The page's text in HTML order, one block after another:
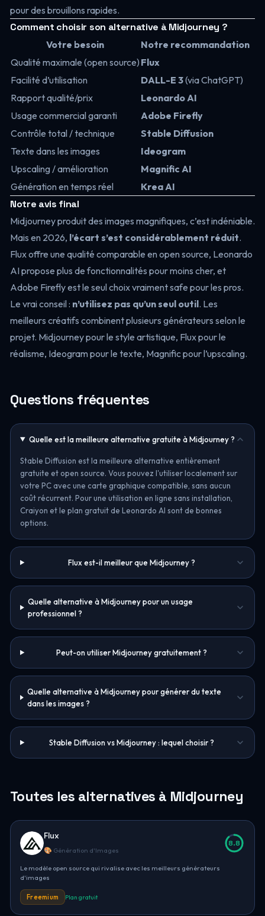
pour des brouillons rapides.
Comment choisir son alternative à Midjourney ?
Votre besoin
Notre recommandation
Qualité maximale (open source) Flux
Facilité d’utilisation
DALL-E 3(via ChatGPT)
Rapport qualité/prix
Leonardo AI
Usage commercial garanti
Adobe Firefly
Contrôle total / technique
Stable Diffusion
Texte dans les images
Ideogram
Upscaling / amélioration
Magnific AI
Génération en temps réel
Krea AI
Notre avis final
Midjourney produit des images magnifiques, c’est indéniable.
Mais en 2026, l’écart s’est considérablement réduit.
Flux offre une qualité comparable en open source, Leonardo
AI propose plus de fonctionnalités pour moins cher, et
Adobe Firefly est le seul choix vraiment safe pour les pros.
Le vrai conseil : n’utilisez pas qu’un seul outil. Les
meilleurs créatifs combinent plusieurs générateurs selon le
projet. Midjourney pour le style artistique, Flux pour le
réalisme, Ideogram pour le texte, Magnific pour l’upscaling.
Questions fréquentes
Quelle est la meilleure alternative gratuite à Midjourney ?
Stable Diffusion est la meilleure alternative entièrement
gratuite et open source. Vous pouvez l'utiliser localement sur
votre PC avec une carte graphique compatible, sans aucun
coût récurrent. Pour une utilisation en ligne sans installation,
Craiyon et le plan gratuit de Leonardo AI sont de bonnes
options.
Flux est-il meilleur que Midjourney ?
Quelle alternative à Midjourney pour un usage
professionnel ?
Peut-on utiliser Midjourney gratuitement ?
Quelle alternative à Midjourney pour générer du texte
dans les images ?
Stable Diffusion vs Midjourney : lequel choisir ?
Toutes les alternatives à Midjourney
Flux
🎨 Génération d'Images
8.8
Le modèle open source qui rivalise avec les meilleurs générateurs
d'images
Freemium Plan gratuit